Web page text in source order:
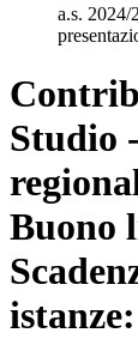
a.s. 2024/
Studio
Buono